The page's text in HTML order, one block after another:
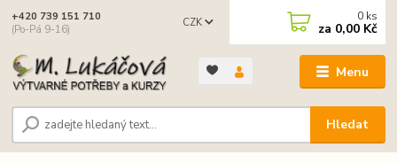
Menu
CZK
Hledat
+420 739 151 710
(Po-Pá 9-16)
0 ks
za 0,00 Kč